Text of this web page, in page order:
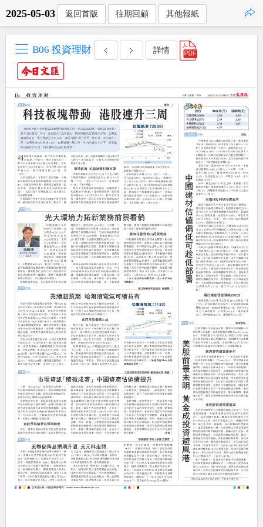
2025-05-03 返回首版 往期回顧 其他報紙
B06 投資理財 詳情
點擊複製